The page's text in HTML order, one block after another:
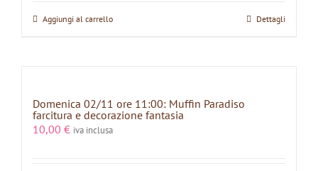
Aggiungi al carrello Dettagli
Domenica 02/11 ore 11:00: Muffin Paradiso
farcitura e decorazione fantasia
10,00 € iva inclusa